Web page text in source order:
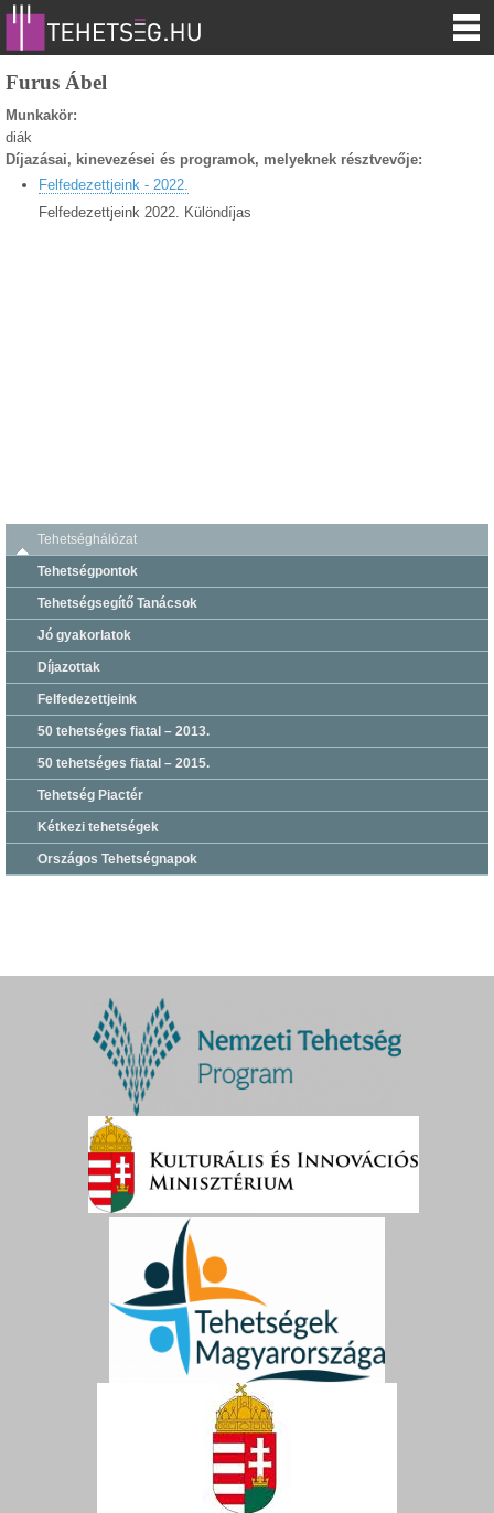
Furus Ábel
Munkakör:
diák
Díjazásai, kinevezései és programok, melyeknek résztvevője:
Felfedezettjeink - 2022.
Felfedezettjeink 2022. Különdíjas
Tehetséghálózat
Tehetségpontok
Tehetségsegítő Tanácsok
Jó gyakorlatok
Díjazottak
Felfedezettjeink
50 tehetséges fiatal – 2013.
50 tehetséges fiatal – 2015.
Tehetség Piactér
Kétkezi tehetségek
Országos Tehetségnapok